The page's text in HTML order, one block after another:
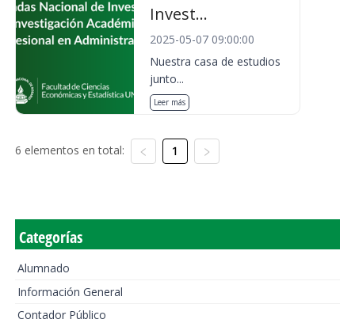
Invest...
2025-05-07 09:00:00
Nuestra casa de estudios
junto...
Leer más
6 elementos en total: 1
Categorías
Alumnado
Información General
Contador Público